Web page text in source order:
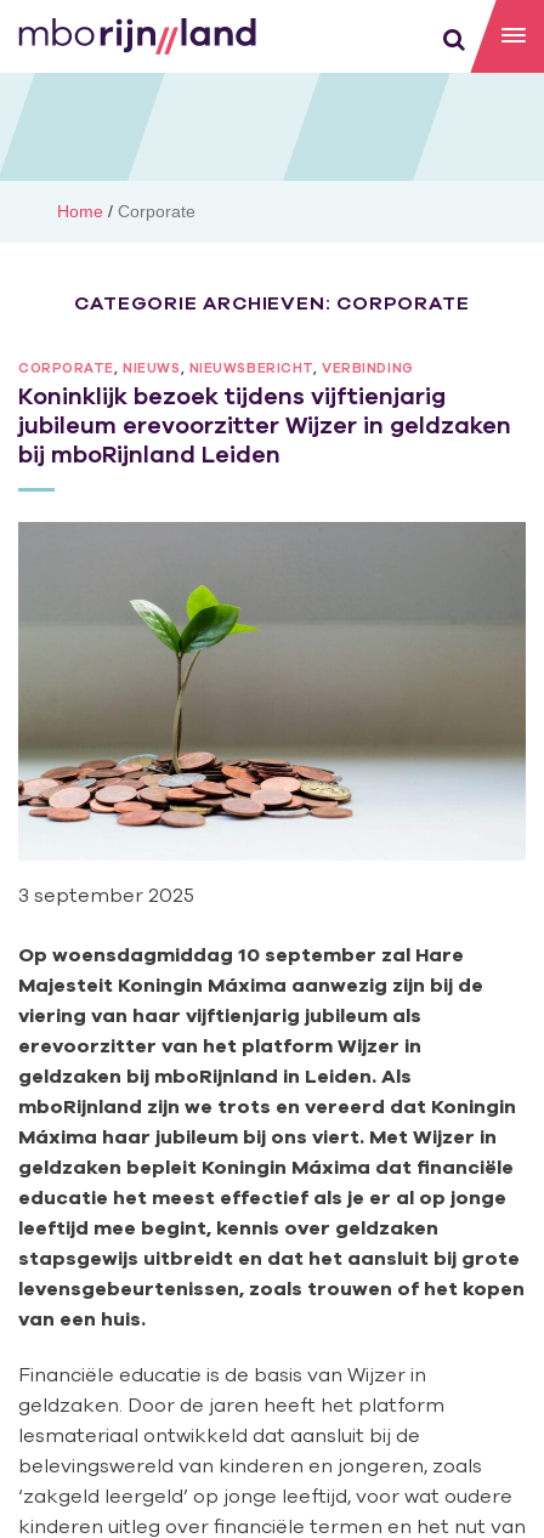
Home /Corporate
CATEGORIE ARCHIEVEN: CORPORATE
CORPORATE ,NIEUWS NIEUWSBERICHT ,VERBINDING
Koninklijk bezoek tijdens vijftienjarig
jubileum erevoorzitter Wijzer in geldzaken
bij mboRijnland Leiden
3 september 2025
Op woensdagmiddag 10 september zal Hare
Majesteit Koningin Máxima aanwezig zijn bij de
viering van haar vijftienjarig jubileum als
erevoorzitter van het platform Wijzer in
geldzaken bij mboRijnland in Leiden. Als
mboRijnland zijn we trots en vereerd dat Koningin
Máxima haar jubileum bij ons viert. Met Wijzer in
geldzaken bepleit Koningin Máxima dat financiële
educatie het meest effectief als je er al op jonge
leeftijd mee begint, kennis over geldzaken
stapsgewijs uitbreidt en dat het aansluit bij grote
levensgebeurtenissen, zoals trouwen of het kopen
van een huis.
Financiële educatie is de basis van Wijzer in
geldzaken. Door de jaren heeft het platform
lesmateriaal ontwikkeld dat aansluit bij de
belevingswereld van kinderen en jongeren, zoals
‘zakgeld leergeld’ op jonge leeftijd, voor wat oudere
kinderen uitleg over financiële termen en het nut van